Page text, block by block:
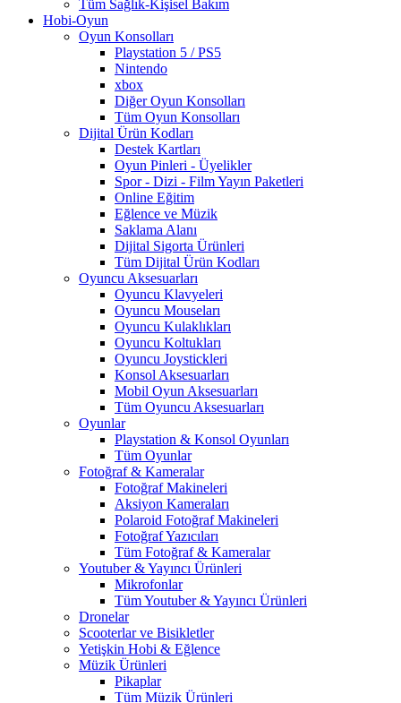
Tüm Sağlık-Kişisel Bakım
Hobi-Oyun
Oyun Konsolları
Playstation 5 / PS5
Nintendo
xbox
Diğer Oyun Konsolları
Tüm Oyun Konsolları
Dijital Ürün Kodları
Destek Kartları
Oyun Pinleri - Üyelikler
Spor - Dizi - Film Yayın Paketleri
Online Eğitim
Eğlence ve Müzik
Saklama Alanı
Dijital Sigorta Ürünleri
Tüm Dijital Ürün Kodları
Oyuncu Aksesuarları
Oyuncu Klavyeleri
Oyuncu Mouseları
Oyuncu Kulaklıkları
Oyuncu Koltukları
Oyuncu Joystickleri
Konsol Aksesuarları
Mobil Oyun Aksesuarları
Tüm Oyuncu Aksesuarları
Oyunlar
Playstation & Konsol Oyunları
Tüm Oyunlar
Fotoğraf & Kameralar
Fotoğraf Makineleri
Aksiyon Kameraları
Polaroid Fotoğraf Makineleri
Fotoğraf Yazıcıları
Tüm Fotoğraf & Kameralar
Youtuber & Yayıncı Ürünleri
Mikrofonlar
Tüm Youtuber & Yayıncı Ürünleri
Dronelar
Scooterlar ve Bisikletler
Yetişkin Hobi & Eğlence
Müzik Ürünleri
Pikaplar
Tüm Müzik Ürünleri